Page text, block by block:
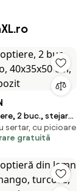
2 buc., stejar
cm, lemn
sertar, cu picioare
gratuită